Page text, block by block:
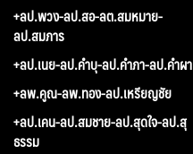
+ลป.พวง-ลป.สอ-ลต.สมหมาย-
ลป.สมภาร
+ลป.เนย-ลป.คำบุ-ลป.คำภา-ลป.คำผา
+ลพ.คูณ-ลพ.ทอง-ลป.เหรียญชัย
+ลป.เคน-ลป.สมชาย-ลป.สุดใจ-ลป.สุ
ธรรม